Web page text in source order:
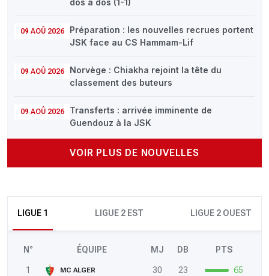
dos à dos (1-1)
09 AOÛ 2026
Préparation : les nouvelles recrues portent
JSK face au CS Hammam-Lif
09 AOÛ 2026
Norvège : Chiakha rejoint la tête du
classement des buteurs
09 AOÛ 2026
Transferts : arrivée imminente de
Guendouz à la JSK
VOIR PLUS DE NOUVELLES
LIGUE 1 LIGUE 2 EST LIGUE 2 OUEST
N° ÉQUIPE MJ DB PTS
1 MC ALGER 30 23
65